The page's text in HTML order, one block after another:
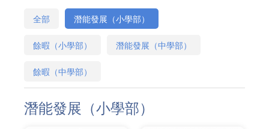
全部 潛能發展（小學部）
餘暇（小學部） 潛能發展（中學部）
餘暇（中學部）
潛能發展（小學部）